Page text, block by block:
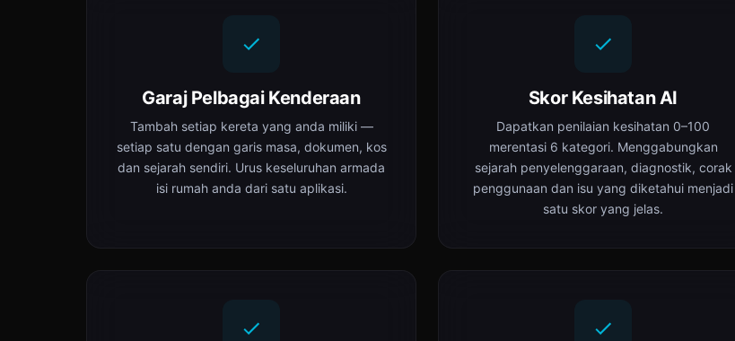
Garaj Pelbagai Kenderaan
Tambah setiap kereta yang anda miliki —
setiap satu dengan garis masa, dokumen, kos
dan sejarah sendiri. Urus keseluruhan armada
isi rumah anda dari satu aplikasi.
Skor Kesihatan AI
Dapatkan penilaian kesihatan 0–100
merentasi 6 kategori. Menggabungkan
sejarah penyelenggaraan, diagnostik, corak
penggunaan dan isu yang diketahui menjadi
satu skor yang jelas.